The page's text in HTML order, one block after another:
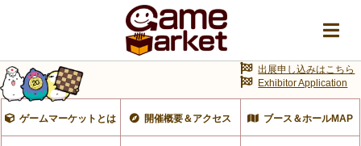
ゲームマーケットとは 開催概要＆アクセス ブース＆ホールMAP
出展申し込みはこちら
Exhibitor Application